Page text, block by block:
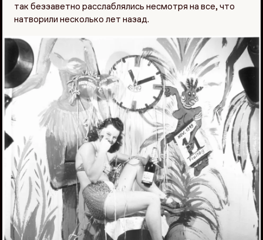
так беззаветно расслаблялись несмотря на все, что
натворили несколько лет назад.